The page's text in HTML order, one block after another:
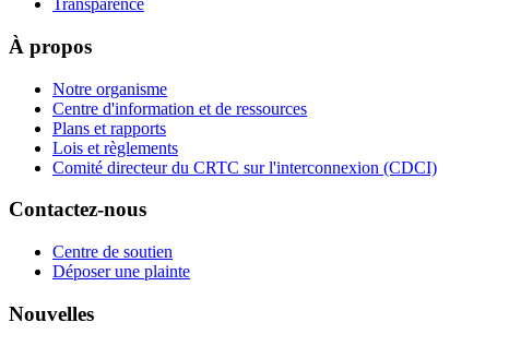
Transparence
À propos
Notre organisme
Centre d'information et de ressources
Plans et rapports
Lois et règlements
Comité directeur du CRTC sur l'interconnexion (CDCI)
Contactez-nous
Centre de soutien
Déposer une plainte
Nouvelles